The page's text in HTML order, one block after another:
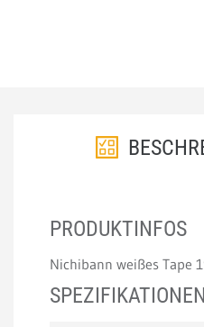
PRODUKTINFOS
Nichibann weißes Tape
SPEZIFIKATIONEN